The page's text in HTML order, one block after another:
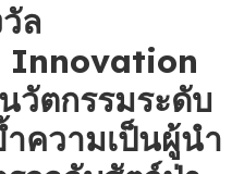
ล
วัตกรรมระดับ
ความเป็นผู้นำ